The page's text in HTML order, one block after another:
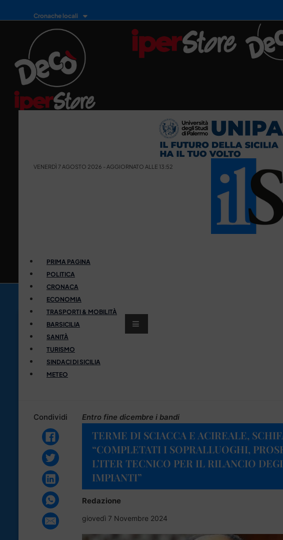
Cronache locali
VENERDÌ 7 AGOSTO 2026 - AGGIORNATO ALLE 13:52
PRIMA PAGINA
POLITICA
CRONACA
ECONOMIA
TRASPORTI & MOBILITÀ
BARSICILIA
SANITÀ
TURISMO
SINDACI DI SICILIA
METEO
Condividi Entro fine dicembre i bandi
TERME DI SCIACCA E ACIREALE,
“COMPLETATI I SOPRALLUOGHI,
L’ITER TECNICO PER IL RILANCIO
IMPIANTI”
Redazione
giovedì 7 Novembre 2024